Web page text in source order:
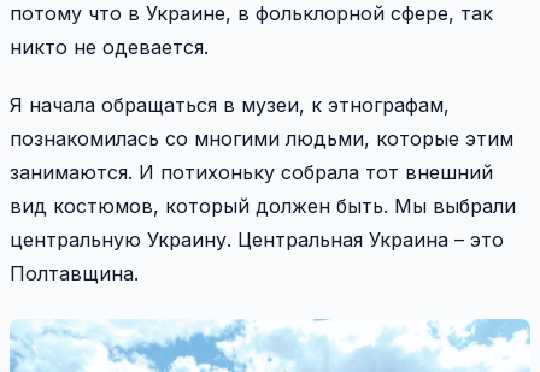
потому что в Украине, в фольклорной сфере, так
никто не одевается.
Я начала обращаться в музеи, к этнографам,
познакомилась со многими людьми, которые этим
занимаются. И потихоньку собрала тот внешний
вид костюмов, который должен быть. Мы выбрали
центральную Украину. Центральная Украина – это
Полтавщина.